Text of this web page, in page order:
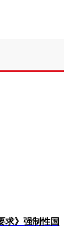
求》强制性国